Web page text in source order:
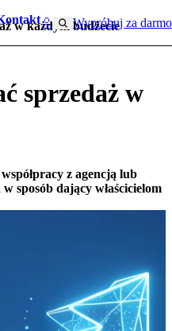
Wypróbuj za darmo
w każdym budżecie
sprzedaż w
z agencją lub
sposób dający właścicielom